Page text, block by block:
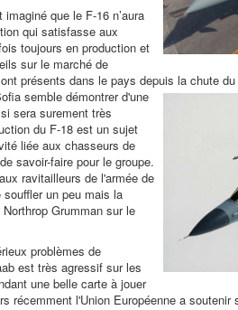
que le F-16 n’aura
qui satisfasse aux
toujours en production et
sur le marché de
présents dans le pays depuis la chute
semble démontrer d'une
sera surement très
du F-18 est un sujet
liée aux chasseurs de
savoir-faire pour le groupe.
ravitailleurs de l'armée de
un peu mais la
Grumman sur le
problèmes de
est très agressif sur les
une belle carte à jouer
récemment l'Union Européenne a